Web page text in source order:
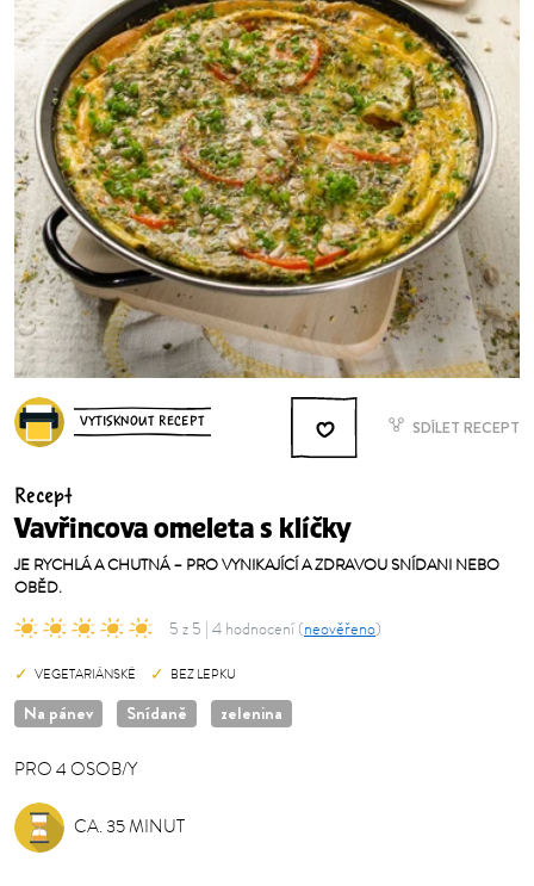
VYTISKNOUT RECEPT SDÍLET RECEPT
Recept
Vavřincova omeleta s klíčky
JE RYCHLÁ A CHUTNÁ – PRO VYNIKAJÍCÍ A ZDRAVOU SNÍDANI NEBO
OBĚD.
5 z 5 | 4 hodnocení (neověřeno)
VEGETARIÁNSKÉ BEZ LEPKU
Na pánev Snídaně zelenina
PRO4OSOB/Y
OSOB/Y
CA. 35 MINUT